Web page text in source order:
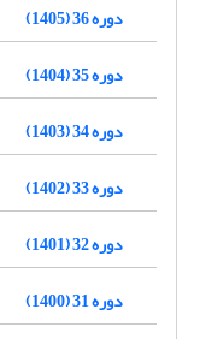
دوره 36 (1405)
دوره 35 (1404)
دوره 34 (1403)
دوره 33 (1402)
دوره 32 (1401)
دوره 31 (1400)